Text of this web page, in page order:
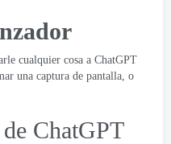
cualquier cosa a ChatGPT
una captura de pantalla, o
ChatGPT